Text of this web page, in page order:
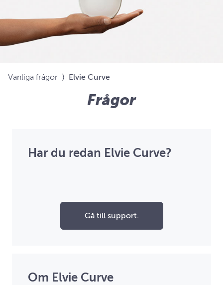
Vanliga frågor ⟩ Elvie Curve
Frågor
Har du redan Elvie Curve?
Gå till support.
Om Elvie Curve